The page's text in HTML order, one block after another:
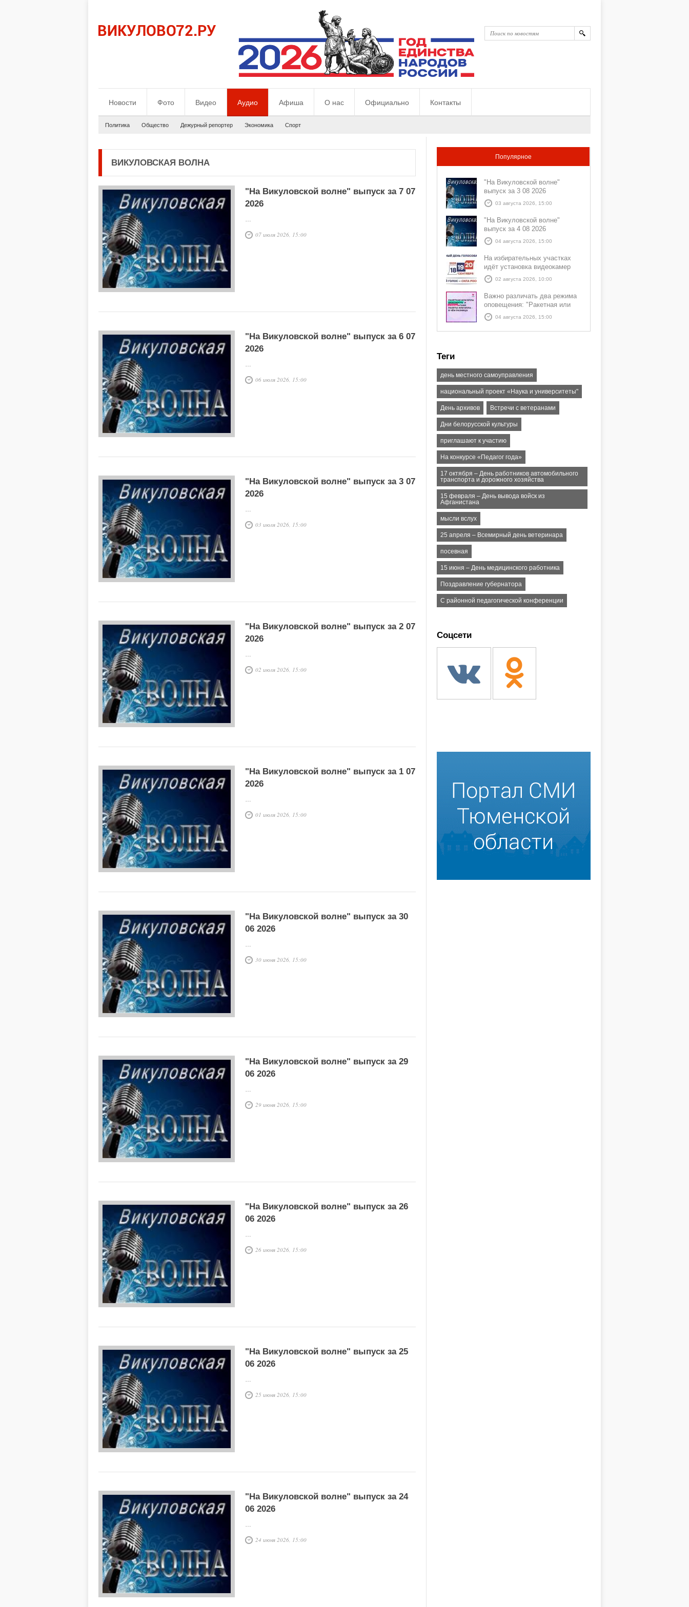
Новости Фото Видео Аудио Афиша О нас Официально Контакты
Политика Общество Дежурный репортер Экономика Спорт
ВИКУЛОВСКАЯ ВОЛНА
"На Викуловской волне" выпуск за 7 07
2026
…
07 июля 2026, 15:00
"На Викуловской волне" выпуск за 6 07
2026
…
06 июля 2026, 15:00
"На Викуловской волне" выпуск за 3 07
2026
…
03 июля 2026, 15:00
"На Викуловской волне" выпуск за 2 07
2026
…
02 июля 2026, 15:00
"На Викуловской волне" выпуск за 1 07
2026
…
01 июля 2026, 15:00
"На Викуловской волне" выпуск за 30
06 2026
…
30 июня 2026, 15:00
"На Викуловской волне" выпуск за 29
06 2026
…
29 июня 2026, 15:00
"На Викуловской волне" выпуск за 26
06 2026
…
26 июня 2026, 15:00
"На Викуловской волне" выпуск за 25
06 2026
…
25 июня 2026, 15:00
"На Викуловской волне" выпуск за 24
06 2026
…
24 июня 2026, 15:00
Популярное
"На Викуловской волне"
выпуск за 3 08 2026
03 августа 2026, 15:00
"На Викуловской волне"
выпуск за 4 08 2026
04 августа 2026, 15:00
На избирательных участках
идёт установка видеокамер
02 августа 2026, 10:00
Важно различать два режима
оповещения: "Ракетная или
БПЛА опасность" и "Угроза
атаки ракеты или БПЛА"
04 августа 2026, 15:00
Теги
день местного самоуправления
национальный проект «Наука и университеты"
День архивов Встречи с ветеранами
Дни белорусской культуры
приглашают к участию
На конкурсе «Педагог года»
17 октября – День работников автомобильного
транспорта и дорожного хозяйства
15 февраля – День вывода войск из
Афганистана
мысли вслух
25 апреля – Всемирный день ветеринара
посевная
15 июня – День медицинского работника
Поздравление губернатора
С районной педагогической конференции
Соцсети